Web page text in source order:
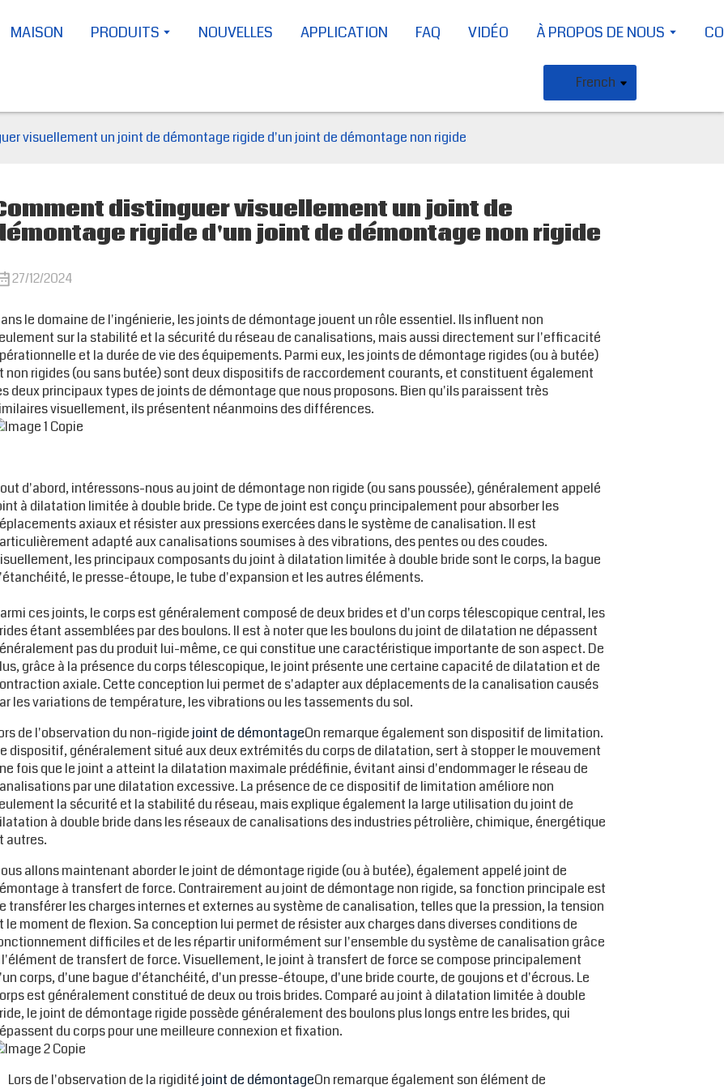
MAISON PRODUITS NOUVELLES APPLICATION FAQ VIDÉO À PROPOS DE NOUS
French
visuellement un joint de démontage rigide d'un joint de démontage non rigide
distinguer visuellement un joint de
rigide d'un joint de démontage non rigide
27/12/2024
le domaine de l'ingénierie, les joints de démontage jouent un rôle essentiel. Ils influent non
sur la stabilité et la sécurité du réseau de canalisations, mais aussi directement sur l'efficacité
et la durée de vie des équipements. Parmi eux, les joints de démontage rigides (ou à butée)
non rigides (ou sans butée) sont deux dispositifs de raccordement courants, et constituent également
deux principaux types de joints de démontage que nous proposons. Bien qu'ils paraissent très
visuellement, ils présentent néanmoins des différences.
d'abord, intéressons-nous au joint de démontage non rigide (ou sans poussée), généralement appelé
à dilatation limitée à double bride. Ce type de joint est conçu principalement pour absorber les
axiaux et résister aux pressions exercées dans le système de canalisation. Il est
adapté aux canalisations soumises à des vibrations, des pentes ou des coudes.
les principaux composants du joint à dilatation limitée à double bride sont le corps, la bague
le presse-étoupe, le tube d'expansion et les autres éléments.
ces joints, le corps est généralement composé de deux brides et d'un corps télescopique central, les
étant assemblées par des boulons. Il est à noter que les boulons du joint de dilatation ne dépassent
pas du produit lui-même, ce qui constitue une caractéristique importante de son aspect. De
grâce à la présence du corps télescopique, le joint présente une certaine capacité de dilatation et de
axiale. Cette conception lui permet de s'adapter aux déplacements de la canalisation causés
les variations de température, les vibrations ou les tassements du sol.
de l'observation du non-rigide joint de démontageOn remarque également son dispositif de limitation.
dispositif, généralement situé aux deux extrémités du corps de dilatation, sert à stopper le mouvement
fois que le joint a atteint la dilatation maximale prédéfinie, évitant ainsi d'endommager le réseau de
par une dilatation excessive. La présence de ce dispositif de limitation améliore non
la sécurité et la stabilité du réseau, mais explique également la large utilisation du joint de
à double bride dans les réseaux de canalisations des industries pétrolière, chimique, énergétique
autres.
allons maintenant aborder le joint de démontage rigide (ou à butée), également appelé joint de
à transfert de force. Contrairement au joint de démontage non rigide, sa fonction principale est
transférer les charges internes et externes au système de canalisation, telles que la pression, la tension
le moment de flexion. Sa conception lui permet de résister aux charges dans diverses conditions de
difficiles et de les répartir uniformément sur l'ensemble du système de canalisation grâce
l'élément de transfert de force. Visuellement, le joint à transfert de force se compose principalement
corps, d'une bague d'étanchéité, d'un presse-étoupe, d'une bride courte, de goujons et d'écrous. Le
est généralement constitué de deux ou trois brides. Comparé au joint à dilatation limitée à double
le joint de démontage rigide possède généralement des boulons plus longs entre les brides, qui
du corps pour une meilleure connexion et fixation.
Lors de l'observation de la rigidité joint de démontageOn remarque également son élément de